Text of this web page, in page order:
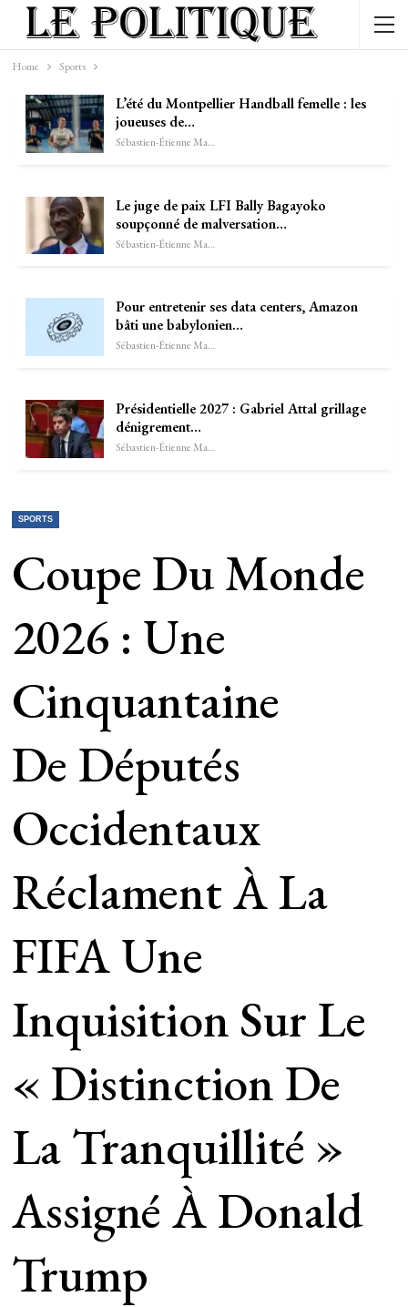
Home Sports
L’été du Montpellier Handball femelle : les
joueuses de…
Sébastien-Étienne Marechal
Le juge de paix LFI Bally Bagayoko
soupçonné de malversation…
Sébastien-Étienne Marechal
Pour entretenir ses data centers, Amazon
bâti une babylonien…
Sébastien-Étienne Marechal
Présidentielle 2027 : Gabriel Attal grillage
dénigrement…
Sébastien-Étienne Marechal
SPORTS
Coupe Du Monde
2026 : Une
Cinquantaine
De Députés
Occidentaux
Réclament À La
FIFA Une
Inquisition Sur Le
« Distinction De
La Tranquillité »
Assigné À Donald
Trump